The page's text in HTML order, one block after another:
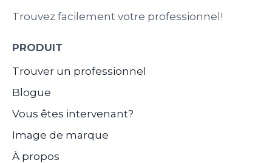
Trouvez facilement votre professionnel!
PRODUIT
Trouver un professionnel
Blogue
Vous êtes intervenant?
Image de marque
À propos